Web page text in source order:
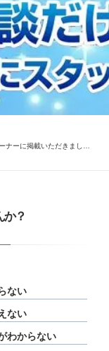
ナーに掲載いただきまし…
か？
ない
ない
わからない